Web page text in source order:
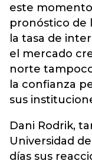
este
pronóstico de
la tasa de
el mercado
norte
la confianza
sus
Dani Rodrik,
Universidad
días sus